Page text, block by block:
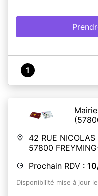
1
42 RUE NICOLAS
57800
Prochain RDV :
Disponibilité mise à jour